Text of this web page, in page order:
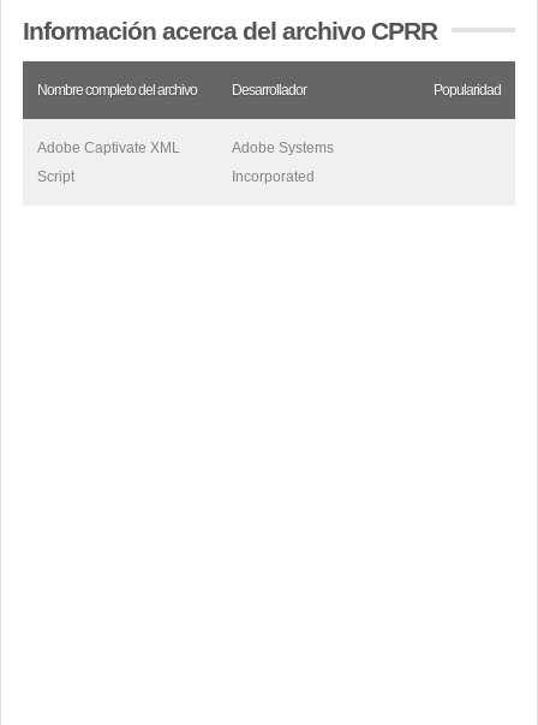
Información acerca del archivo CPRR
Nombre completo del archivo Desarrollador Popularidad
Adobe Captivate XML
Script
Adobe Systems
Incorporated